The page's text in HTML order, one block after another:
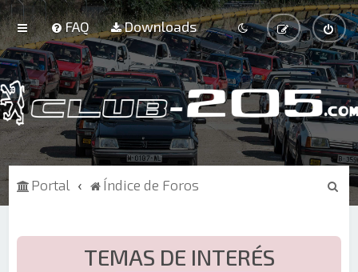
FAQ Downloads
Portal Índice de Foros
B
TEMAS DE INTERÉS